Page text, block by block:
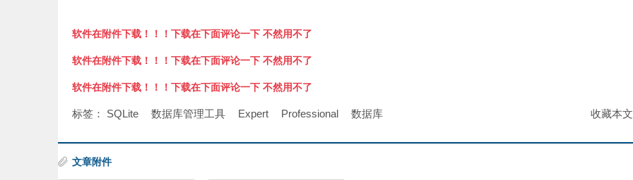
软件在附件下载！！！下载在下面评论一下 不然用不了
软件在附件下载！！！下载在下面评论一下 不然用不了
软件在附件下载！！！下载在下面评论一下 不然用不了
收藏本文
标签： SQLite 数据库管理工具 Expert Professional 数据库
文章附件